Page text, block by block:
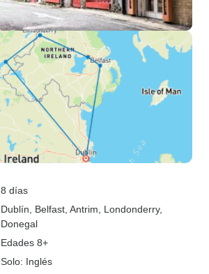
8 días
Dublín , Belfast , Antrim , Londonderry,
Donegal
Edades 8+
Solo: Inglés